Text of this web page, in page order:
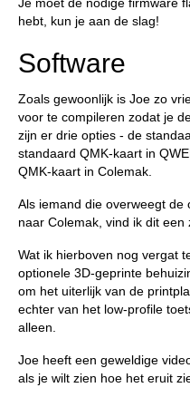
Je moet de nodige firmware
hebt, kun je aan de slag!
Software
Zoals gewoonlijk is Joe zo
voor te compileren zodat je
zijn er drie opties - de
standaard QMK-kaart in
QMK-kaart in Colemak.
Als iemand die overweegt de
naar Colemak, vind ik dit een
Wat ik hierboven nog vergat
optionele 3D-geprinte
om het uiterlijk van de
echter van het low-profile
alleen.
Joe heeft een geweldige
als je wilt zien hoe het eruit